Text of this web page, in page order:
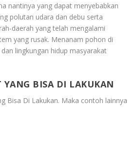
nantinya yang dapat menyebabkan
polutan udara dan debu serta
daerah yang telah mengalami
yang rusak. Menanam pohon di
lingkungan hidup masyarakat
BISA DI LAKUKAN
Bisa Di Lakukan. Maka contoh lainnya